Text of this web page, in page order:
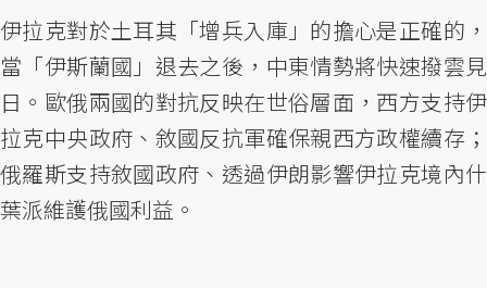
伊拉克對於土耳其「增兵入庫」的擔心是正確的，
當「伊斯蘭國」退去之後，中東情勢將快速撥雲見
日。歐俄兩國的對抗反映在世俗層面，西方支持伊
拉克中央政府、敘國反抗軍確保親西方政權續存；
俄羅斯支持敘國政府、透過伊朗影響伊拉克境內什
葉派維護俄國利益。